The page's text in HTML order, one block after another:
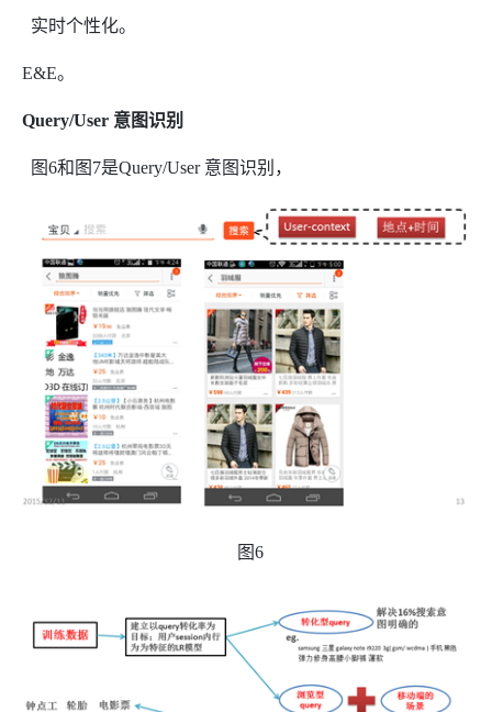
实时个性化。
E&E。
Query/User 意图识别
图6和图 7是Query/User 意图识别，
图6